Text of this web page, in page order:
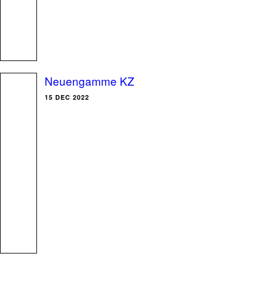
Neuengamme KZ
15 DEC 2022